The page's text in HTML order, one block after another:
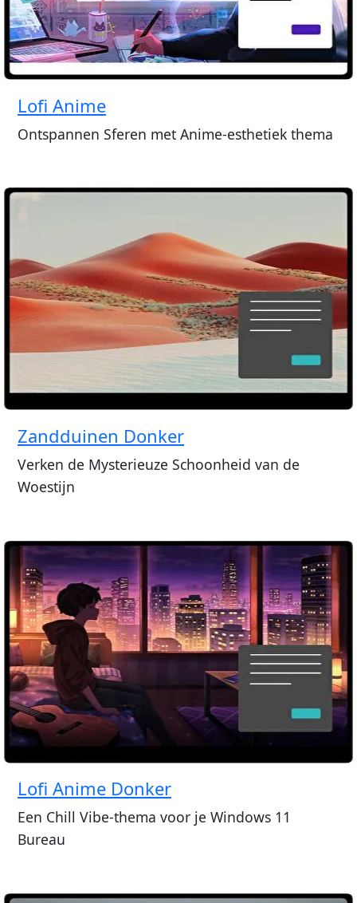
Lofi Anime
Ontspannen Sferen met Anime-esthetiek thema
Zandduinen Donker
Verken de Mysterieuze Schoonheid van de
Woestijn
Lofi Anime Donker
Een Chill Vibe-thema voor je Windows 11
Bureau